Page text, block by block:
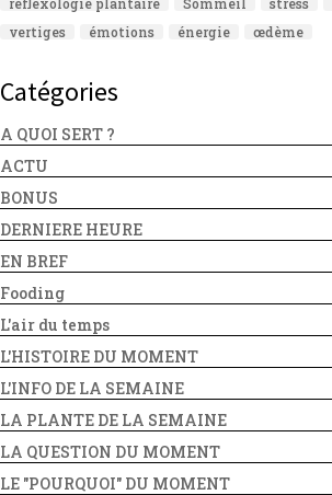
vertiges
émotions énergie œdème
Catégories
A QUOI SERT ?
ACTU
BONUS
DERNIERE HEURE
EN BREF
Fooding
L'air du temps
L'HISTOIRE DU MOMENT
L'INFO DE LA SEMAINE
LA PLANTE DE LA SEMAINE
LA QUESTION DU MOMENT
LE "POURQUOI" DU MOMENT